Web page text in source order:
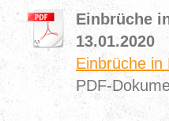
Einbrüche
13.01.2020
Einbrüche in
PDF-